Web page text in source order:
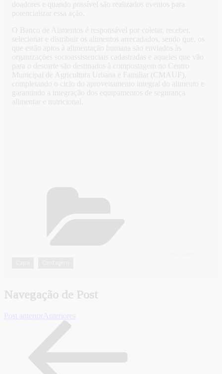
doadores e quando possível são realizados eventos para
potencializar essa ação.
O Banco de Alimentos é responsável por coletar, receber,
selecionar e distribuir os alimentos arrecadados, sendo que, os
que estão aptos à alimentação humana são enviados às
organizações socioassistenciais cadastradas e aqueles que vão
para o descarte são destinados à compostagem no Centro
Municipal de Agricultura Urbana e Familiar (CMAUF),
completando o ciclo do aproveitamento integral do alimento e
garantindo a integração dos equipamentos de segurança
alimentar e nutricional.
Navegação de Post
Post anterior Anteriores